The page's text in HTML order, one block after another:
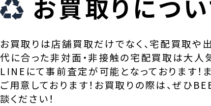
お買取りにつ
お買取りは店舗買取だけでなく、宅配買取や
代に合った非対面・非接触の宅配買取は大人
LINEにて事前査定が可能となっております！
ご用意しております！お買取りの際は、ぜひ
談ください！